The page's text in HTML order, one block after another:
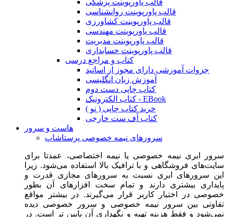
قالب پاورپوینت روانشناسی
قالب پاورپوینت کشاورزی
قالب پاورپوینت مهندسی
قالب پاورپوینت مدیریت
قالب پاورپوینت حسابداری
کتاب و مراجع درسی
جزوات آموزشی دارای مجوز از اساتید
آموزش زبان انگلیسی
کتاب چاپی دست دوم
کتاب الکترونیک - EBook
خرید کتاب چاپی ( نو )
کتاب آف ست خارجی
هاست و سرور
سرورهای نیمه خصوصی پرستاشاپ
سرور ابری نیمه خصوصی یا نیمه اختصاصی، عمدتا برای
سایت‌های فروشگاهی و با ترافیک بالا استفاده می‌شود. زیرا
این سرورهای ابری نسبت به سرورهای مجازی قدرت و
پایداری بیشتری دارند و تمام سخت افزارهای آن بطور
خصوصی در اختیار کاربر قرار می‌گیرند. در بیشتر مواقع
تفاوتی بین سرور نیمه خصوصی و سرور خصوصی دیده
نمی‌شود و فقط هزینه تهیه و نگهداری آن پایین تر است. در